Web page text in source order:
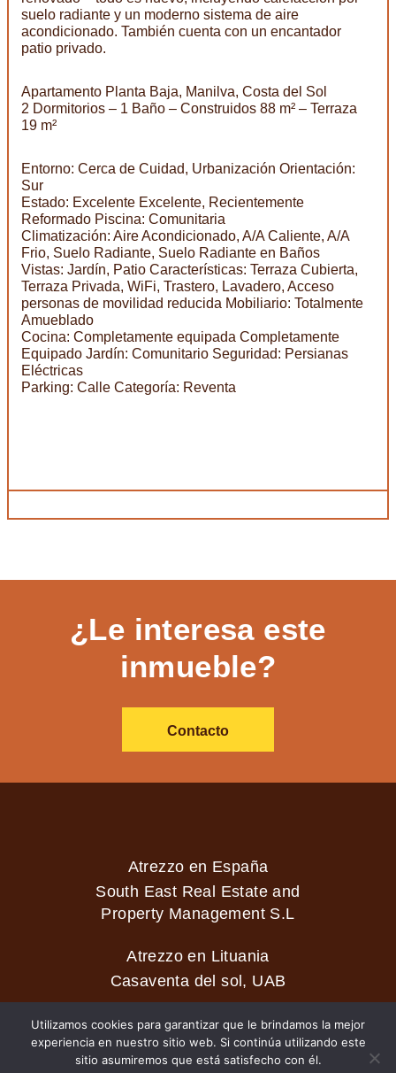
suelo radiante y un moderno sistema de aire
acondicionado. También cuenta con un encantador
patio privado.
Apartamento Planta Baja, Manilva, Costa del Sol
2 Dormitorios – 1 Baño – Construidos 88 m² – Terraza
19 m²
Entorno: Cerca de Cuidad, Urbanización Orientación:
Sur
Estado: Excelente Excelente, Recientemente
Reformado Piscina: Comunitaria
Climatización: Aire Acondicionado, A/A Caliente, A/A
Frio, Suelo Radiante, Suelo Radiante en Baños
Vistas: Jardín, Patio Características: Terraza Cubierta,
Terraza Privada, WiFi, Trastero, Lavadero, Acceso
personas de movilidad reducida Mobiliario: Totalmente
Amueblado
Cocina: Completamente equipada Completamente
Equipado Jardín: Comunitario Seguridad: Persianas
Eléctricas
Parking: Calle Categoría: Reventa
¿Le interesa este
inmueble?
Contacto
Atrezzo en España
South East Real Estate and
Property Management S.L
Atrezzo en Lituania
Casaventa del sol, UAB
2026 © Casaventa del sol
Utilizamos cookies para garantizar que le brindamos la mejor
experiencia en nuestro sitio web. Si continúa utilizando este
sitio asumiremos que está satisfecho con él.